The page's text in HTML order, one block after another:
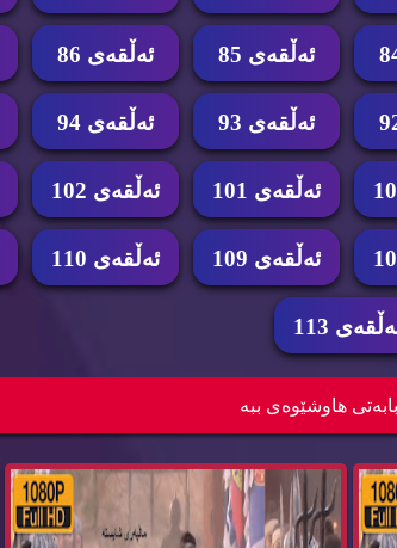
ئه‌ڵقه‌ی 85 ئه‌ڵقه‌ی 86
ئه‌ڵقه‌ی 93 ئه‌ڵقه‌ی 94
ئه‌ڵقه‌ی 101 ئه‌ڵقه‌ی 102
ئه‌ڵقه‌ی 109 ئه‌ڵقه‌ی 110
113
هاوشێوه‌ی ببه‌
زنجیره‌ درامای ئه‌فسانه‌ی جومونگ ئه‌ڵقه‌ی